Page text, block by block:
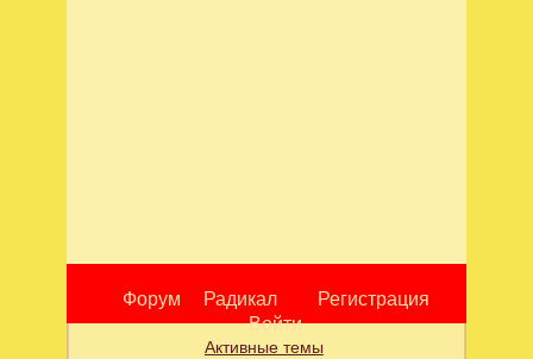
Форум Радикал
Регистрация
Войти
Активные темы